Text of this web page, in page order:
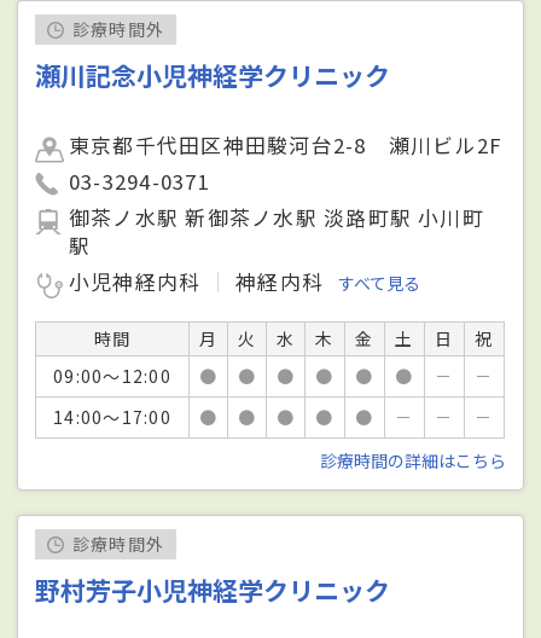
診療時間外
瀬川記念小児神経学クリニック
東京都千代田区神田駿河台2-8 瀬川ビル2F
03-3294-0371
御茶ノ水駅 新御茶ノ水駅 淡路町駅 小川町
駅
小児神経内科
神経内科 すべて見る
時間 月 火 水 木 金 土 日
祝
09:00～12:00
● ● ● ● ● ● －
－
14:00～17:00
● ● ● ● ● － －
－
診療時間の詳細はこちら
診療時間外
野村芳子小児神経学クリニック